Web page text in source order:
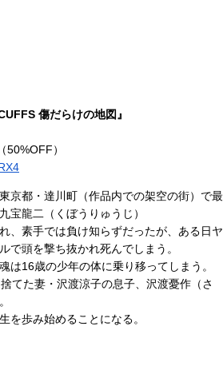
CUFFS 傷だらけの地図』
）
京都・達川町（作品内での架空の街）で最
宝龍二（くぼうりゅうじ）
、素手では負け知らずだったが、ある日ヤ
で頭を撃ち抜かれ死んでしまう。
は16歳の少年の体に乗り移ってしまう。
てた妻・沢渡涼子の息子、沢渡憂作（さ
を歩み始めることになる。